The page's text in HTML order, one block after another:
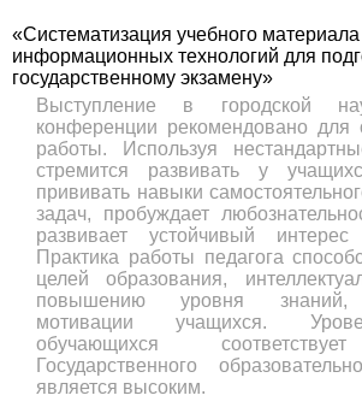
«Систематизация учебного
информационных технологий для
государственному экзамену»
Выступление в городской
конференции рекомендовано
работы. Используя
стремится развивать у
прививать навыки
задач, пробуждает
развивает устойчивый
Практика работы педагога
целей образования,
повышению уровня знаний,
мотивации учащихся.
обучающихся
Государственного
является высоким.